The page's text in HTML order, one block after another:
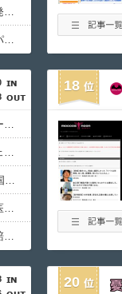
韓国サッカー協会、審判を「接待」していた疑惑が発覚 →日本人２人も対象か
【悲報】中国さん、日本軍を撃退する「抗日テーマパーク」を各地で大量建設
「高収入」信じて東南アジア渡航後、携帯・パスポート奪われ監禁…韓国人の被害急増
「俺に韓国語で話すのか？」…警察を「ニイェニイェニイェ」とからかう韓国滞在外国人の投稿動画が物議
韓国で出生率が過去最低を更新「0.72」 OECD加盟国で唯一 1を下回る
【韓国】ユン大統領「交渉や妥協はしない」 研修医集団ボイコット受け
徴用被害者遺族、不二越の株主総会に出席 謝罪と賠償求める
18
20